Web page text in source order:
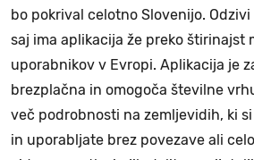
bo pokrival celotno Slovenijo.
saj ima aplikacija že preko štirinajst
uporabnikov v Evropi. Aplikacija je
brezplačna in omogoča številne
več podrobnosti na zemljevidih, ki
in uporabljate brez povezave ali